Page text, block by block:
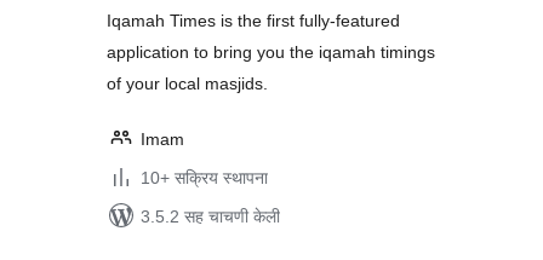
Iqamah Times is the first fully-featured
application to bring you the iqamah timings
of your local masjids.
Imam
10+ सक्रिय स्थापना
3.5.2 सह चाचणी केली